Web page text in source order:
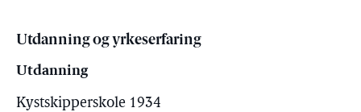
Utdanning og yrkeserfaring
Utdanning
Kystskipperskole 1934